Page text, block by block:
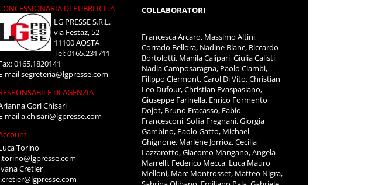
DI PUBBLICITÀ
LG PRESSE S.R.L.
via Festaz, 52
11100 AOSTA
Tel: 0165.231711
0165.1820141
mailsegreteria@lgpresse.com
DI AGENZIA
Gori Chisari
maila.chisari@lgpresse.com
Torino
Cretier
COLLABORATORI
Francesca Arcaro, Massimo Altini,
Corrado Bellora, Nadine Blanc, Riccardo
Bortolotti, Manila Calipari, Giulia Calisti,
Nadia Camposaragna, Paolo Ciambi,
Filippo Clermont, Carol Di Vito, Christian
Leo Dufour, Christian Evaspasiano,
Giuseppe Farinella, Enrico Formento
Dojot, Bruno Fracasso, Fabio
Francesconi, Sofia Fregnani, Giorgia
Gambino, Paolo Gatto, Michael
Ghignone, Marlène Jorrioz, Cecilia
Lazzarotto, Giacomo Mangano, Angela
Marrelli, Federico Mecca, Luca Mauro
Melloni, Marc Montrosset, Matteo Nigra,